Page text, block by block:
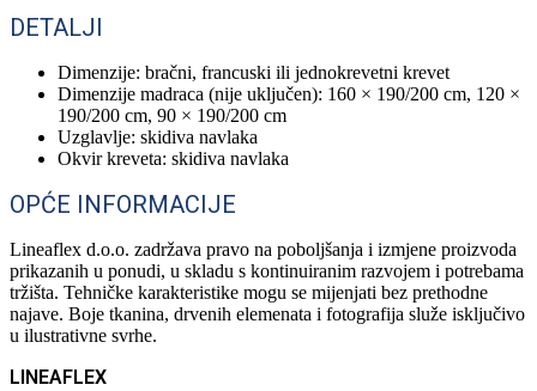
DETALJI
Dimenzije: bračni, francuski ili jednokrevetni krevet
Dimenzije madraca (nije uključen): 160 × 190/200 cm, 120 ×
190/200 cm, 90 × 190/200 cm
Uzglavlje: skidiva navlaka
Okvir kreveta: skidiva navlaka
OPĆE INFORMACIJE
Lineaflex d.o.o. zadržava pravo na poboljšanja i izmjene proizvoda
prikazanih u ponudi, u skladu s kontinuiranim razvojem i potrebama
tržišta. Tehničke karakteristike mogu se mijenjati bez prethodne
najave. Boje tkanina, drvenih elemenata i fotografija služe isključivo
u ilustrativne svrhe.
LINEAFLEX